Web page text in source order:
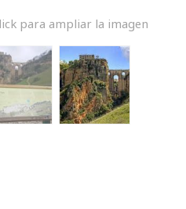
para ampliar la imagen